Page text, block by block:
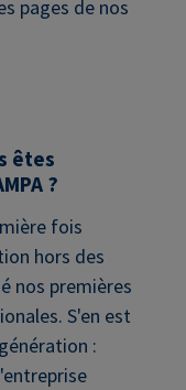
pages de nos
êtes
?
fois
hors des
nos premières
S'en est
: